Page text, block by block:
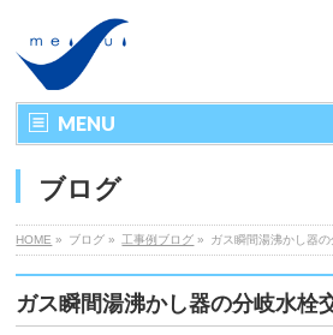
MENU
ブログ
HOME » ブログ » 工事例ブログ » ガス瞬間湯沸かし器
ガス瞬間湯沸かし器の分岐水栓